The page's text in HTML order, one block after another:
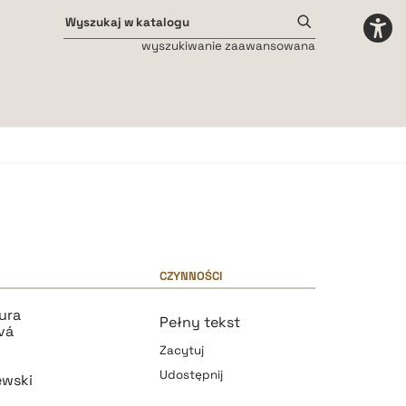
wyszukiwanie zaawansowana
CZYNNOŚCI
Pełny tekst
Zacytuj
Udostępnij